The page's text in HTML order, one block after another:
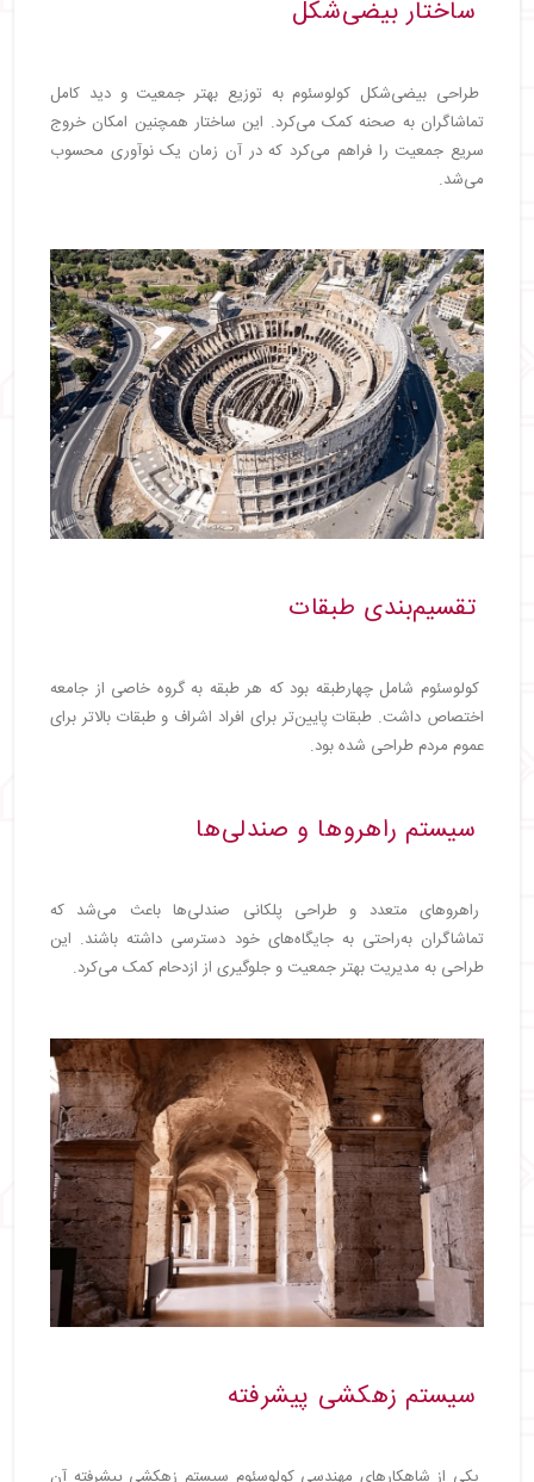
ساختار بیضی‌شکل
طراحی بیضی‌شکل کولوسئوم به توزیع بهتر جمعیت و دید کامل
تماشاگران به صحنه کمک می‌کرد. این ساختار همچنین امکان خروج
سریع جمعیت را فراهم می‌کرد که در آن زمان یک نوآوری محسوب
می‌شد.
تقسیم‌بندی طبقات
کولوسئوم شامل چهارطبقه بود که هر طبقه به گروه خاصی از جامعه
اختصاص داشت. طبقات پایین‌تر برای افراد اشراف و طبقات بالاتر برای
عموم مردم طراحی شده بود.
سیستم راهروها و صندلی‌ها
راهروهای متعدد و طراحی پلکانی صندلی‌ها باعث می‌شد که
تماشاگران به‌راحتی به جایگاه‌های خود دسترسی داشته باشند. این
طراحی به مدیریت بهتر جمعیت و جلوگیری از ازدحام کمک می‌کرد.
سیستم زهکشی پیشرفته